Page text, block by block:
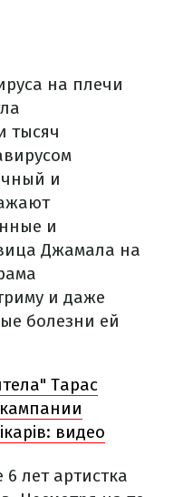
на плечи
тысяч
и
и
Джамала на
и даже
болезни ей
Тарас
видео
6 лет артистка